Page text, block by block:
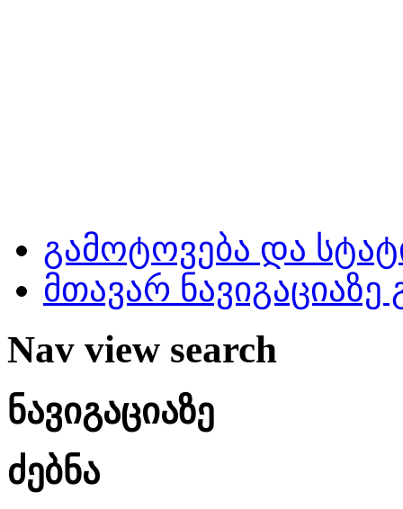
გამოტოვება და
მთავარ
Nav view search
ნავიგაციაზე
ძებნა